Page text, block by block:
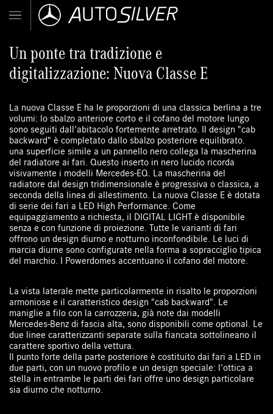
Un ponte tra tradizione e
digitalizzazione: Nuova Classe E
La nuova Classe E ha le proporzioni di una classica berlina a tre
volumi: lo sbalzo anteriore corto e il cofano del motore lungo
sono seguiti dall'abitacolo fortemente arretrato. Il design "cab
backward" è completato dallo sbalzo posteriore equilibrato.
una superficie simile a un pannello nero collega la mascherina
del radiatore ai fari. Questo inserto in nero lucido ricorda
visivamente i modelli Mercedes-EQ. La mascherina del
radiatore dal design tridimensionale è progressiva o classica, a
seconda della linea di allestimento. La nuova Classe E è dotata
di serie dei fari a LED High Performance. Come
equipaggiamento a richiesta, il DIGITAL LIGHT è disponibile
senza e con funzione di proiezione. Tutte le varianti di fari
offrono un design diurno e notturno inconfondibile. Le luci di
marcia diurne sono configurate nella forma a sopracciglio tipica
del marchio. I Powerdomes accentuano il cofano del motore.
La vista laterale mette particolarmente in risalto le proporzioni
armoniose e il caratteristico design "cab backward". Le
maniglie a filo con la carrozzeria, già note dai modelli
Mercedes-Benz di fascia alta, sono disponibili come optional. Le
due linee caratterizzanti separate sulla fiancata sottolineano il
carattere sportivo della vettura.
Il punto forte della parte posteriore è costituito dai fari a LED in
due parti, con un nuovo profilo e un design speciale: l'ottica a
stella in entrambe le parti dei fari offre uno design particolare
sia diurno che notturno.